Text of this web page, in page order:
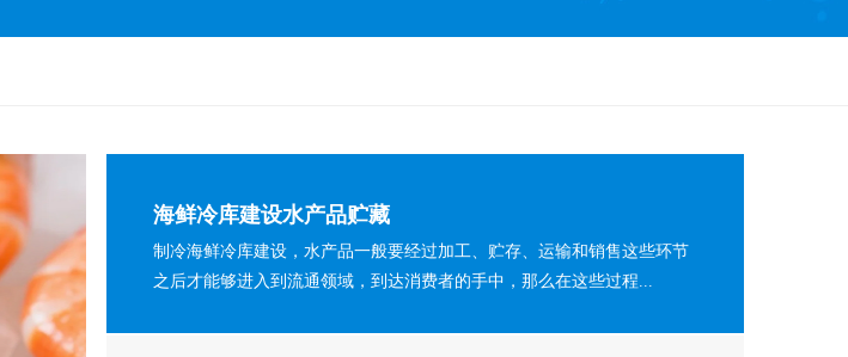
海鲜冷库建设水产品贮藏
制冷海鲜冷库建设，水产品一般要经过加工、贮存、运输和销售这些环节
之后才能够进入到流通领域，到达消费者的手中，那么在这些过程...